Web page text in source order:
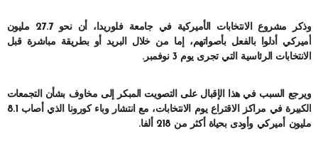
وذكر مشروع الانتخابات الأميركية في جامعة فلوريدا، أن نحو 27.7 مليون
أميركي أدلوا بالفعل بأصواتهم، إما من خلال البريد أو بطريقة مباشرة قبل
الانتخابات الرئاسية التي تجرى يوم 3 نوفمبر.
ويرجع السبب في هذا الإقبال على التصويت المبكر إلى مخاوف بشأن التجمعات
الكبيرة في مراكز الاقتراع يوم الانتخابات، مع انتشار وباء كورونا الذي أصاب 8.1
مليون أميركي وأودى بحياة أكثر من 218 ألفا.